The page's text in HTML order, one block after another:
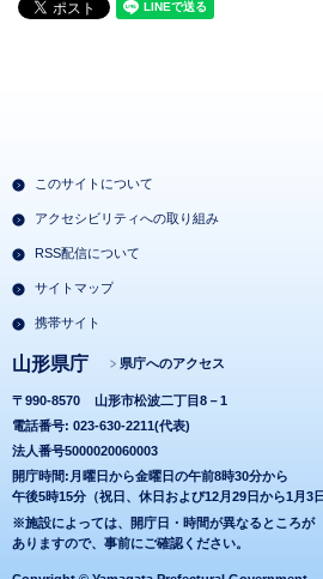
このサイトについて
アクセシビリティへの取り組み
RSS配信について
サイトマップ
携帯サイト
山形県庁 県庁へのアクセス
〒990-8570
山形市松波二丁目8－1
電話番号: 023-630-2211(代表)
法人番号5000020060003
開庁時間:月曜日から金曜日の午前8時30分から
午後5時15分（祝日、休日および12月29日から1月3
※施設によっては、開庁日・時間が異なるところが
ありますので、事前にご確認ください。